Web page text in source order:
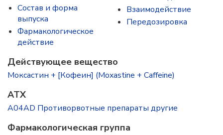
Состав и форма
выпускa
Фармакологическое
действие
Взаимодействие
Передозировка
Действующее вещество
Моксастин + [Кофеин] (Moxastine + Caffeine)
ATX
A04AD Противорвотные препараты другие
Фармакологическая группа